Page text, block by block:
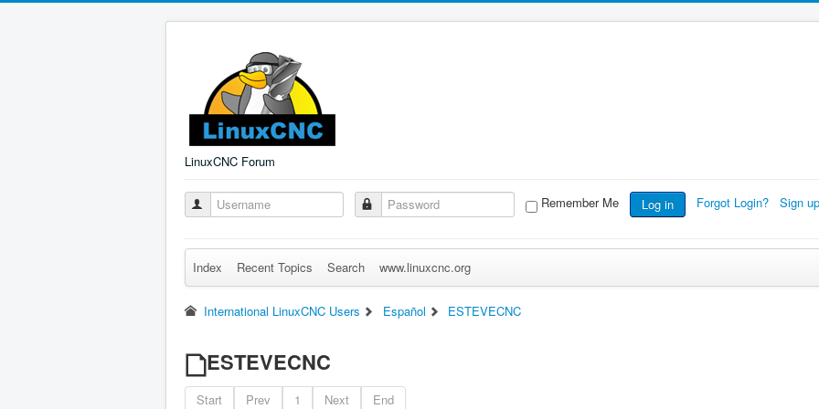
LinuxCNC Forum
Remember Me Log in Forgot Login? Sign
Index Recent Topics Search www.linuxcnc.org
International LinuxCNC Users Español ESTEVECNC
ESTEVECNC
Start Prev 1 Next End